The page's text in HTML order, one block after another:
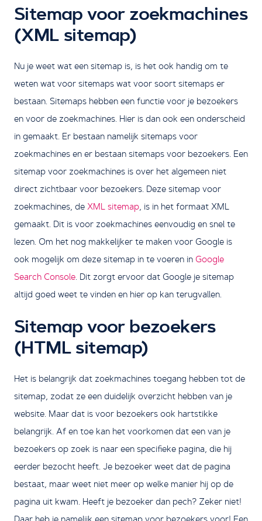
Sitemap voor zoekmachines
(XML sitemap)
Nu je weet wat een sitemap is, is het ook handig om te
weten wat voor sitemaps wat voor soort sitemaps er
bestaan. Sitemaps hebben een functie voor je bezoekers
en voor de zoekmachines. Hier is dan ook een onderscheid
in gemaakt. Er bestaan namelijk sitemaps voor
zoekmachines en er bestaan sitemaps voor bezoekers. Een
sitemap voor zoekmachines is over het algemeen niet
direct zichtbaar voor bezoekers. Deze sitemap voor
zoekmachines, de XML sitemap, is in het formaat XML
gemaakt. Dit is voor zoekmachines eenvoudig en snel te
lezen. Om het nog makkelijker te maken voor Google is
ook mogelijk om deze sitemap in te voeren in Google
Search Console. Dit zorgt ervoor dat Google je sitemap
altijd goed weet te vinden en hier op kan terugvallen.
Sitemap voor bezoekers
(HTML sitemap)
Het is belangrijk dat zoekmachines toegang hebben tot de
sitemap, zodat ze een duidelijk overzicht hebben van je
website. Maar dat is voor bezoekers ook hartstikke
belangrijk. Af en toe kan het voorkomen dat een van je
bezoekers op zoek is naar een specifieke pagina, die hij
eerder bezocht heeft. Je bezoeker weet dat de pagina
bestaat, maar weet niet meer op welke manier hij op de
pagina uit kwam. Heeft je bezoeker dan pech? Zeker niet!